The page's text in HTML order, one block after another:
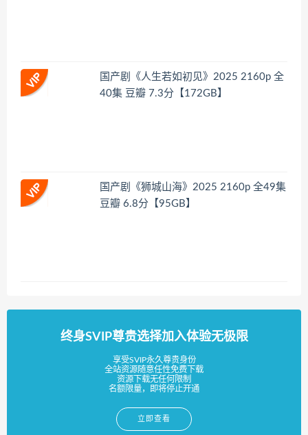
国产剧《人生若如初见》2025 2160p 全
40集 豆瓣 7.3分【172GB】
国产剧《狮城山海》2025 2160p 全49集
豆瓣 6.8分【95GB】
终身SVIP尊贵选择加入体验无极限
享受SVIP永久尊贵身份
全站资源随意任性免费下载
资源下载无任何限制
名额限量，即将停止开通
立即查看